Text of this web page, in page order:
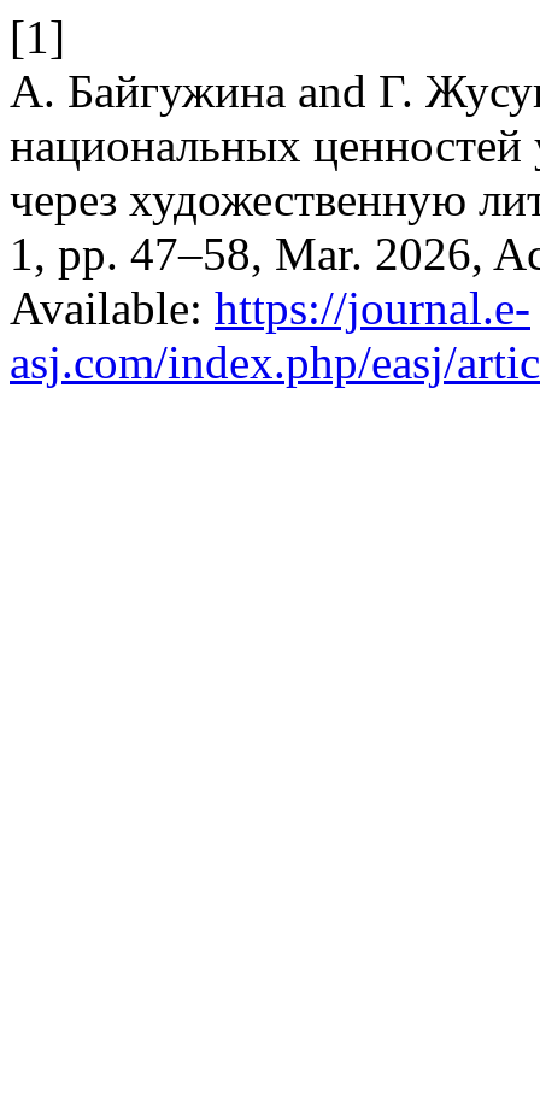
[1]
А. Байгужина and Г.
национальных ценностей
через художественную
1, pp. 47–58, Mar. 2026,
Available: https://journal.e-
asj.com/index.php/easj/